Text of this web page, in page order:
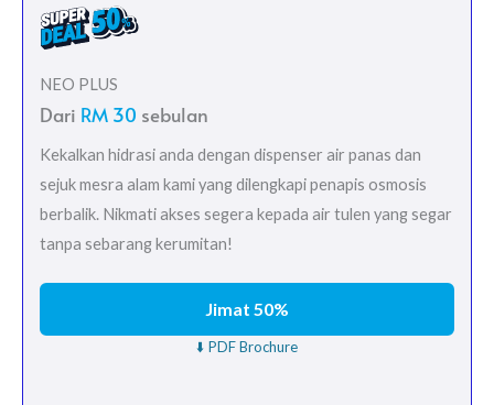
NEO PLUS
Dari RM 30 sebulan
Kekalkan hidrasi anda dengan dispenser air panas dan
sejuk mesra alam kami yang dilengkapi penapis osmosis
berbalik. Nikmati akses segera kepada air tulen yang segar
tanpa sebarang kerumitan!
Jimat 50%
⬇️ PDF Brochure